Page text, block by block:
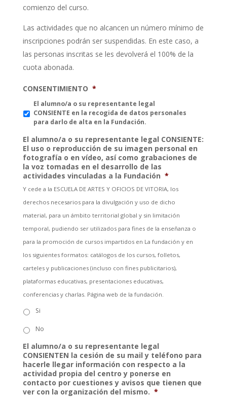
comienzo del curso.
Las actividades que no alcancen un número mínimo de
inscripciones podrán ser suspendidas. En este caso, a
las personas inscritas se les devolverá el 100% de la
cuota abonada.
CONSENTIMIENTO *
El alumno/a o su representante legal
CONSIENTE en la recogida de datos personales
para darlo de alta en la Fundación.
El alumno/a o su representante legal CONSIENTE:
El uso o reproducción de su imagen personal en
fotografía o en vídeo, así como grabaciones de
la voz tomadas en el desarrollo de las
actividades vinculadas a la Fundación *
Y cede a la ESCUELA DE ARTES Y OFICIOS DE VITORIA, los
derechos necesarios para la divulgación y uso de dicho
material, para un ámbito territorial global y sin limitación
temporal, pudiendo ser utilizados para fines de la enseñanza o
para la promoción de cursos impartidos en La fundación y en
los siguientes formatos: catálogos de los cursos, folletos,
carteles y publicaciones (incluso con fines publicitarios),
plataformas educativas, presentaciones educativas,
conferencias y charlas. Página web de la fundación.
Si
No
El alumno/a o su representante legal
CONSIENTEN la cesión de su mail y teléfono para
hacerle llegar información con respecto a la
actividad propia del centro y ponerse en
contacto por cuestiones y avisos que tienen que
ver con la organización del mismo. *